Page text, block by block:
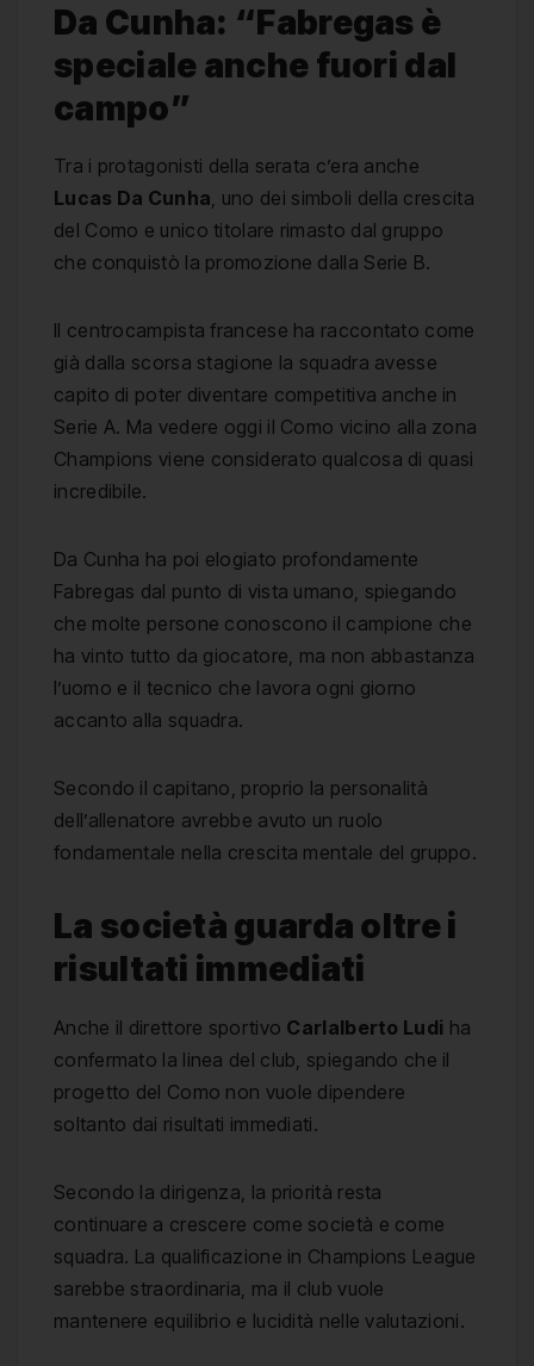
Da Cunha: “Fabregas è
speciale anche fuori dal
campo”
Tra i protagonisti della serata c’era anche
Lucas Da Cunha, uno dei simboli della crescita
del Como e unico titolare rimasto dal gruppo
che conquistò la promozione dalla Serie B.
Il centrocampista francese ha raccontato come
già dalla scorsa stagione la squadra avesse
capito di poter diventare competitiva anche in
Serie A. Ma vedere oggi il Como vicino alla zona
Champions viene considerato qualcosa di quasi
incredibile.
Da Cunha ha poi elogiato profondamente
Fabregas dal punto di vista umano, spiegando
che molte persone conoscono il campione che
ha vinto tutto da giocatore, ma non abbastanza
l’uomo e il tecnico che lavora ogni giorno
accanto alla squadra.
Secondo il capitano, proprio la personalità
dell’allenatore avrebbe avuto un ruolo
fondamentale nella crescita mentale del gruppo.
La società guarda oltre i
risultati immediati
Anche il direttore sportivo Carlalberto Ludi ha
confermato la linea del club, spiegando che il
progetto del Como non vuole dipendere
soltanto dai risultati immediati.
Secondo la dirigenza, la priorità resta
continuare a crescere come società e come
squadra. La qualificazione in Champions League
sarebbe straordinaria, ma il club vuole
mantenere equilibrio e lucidità nelle valutazioni.